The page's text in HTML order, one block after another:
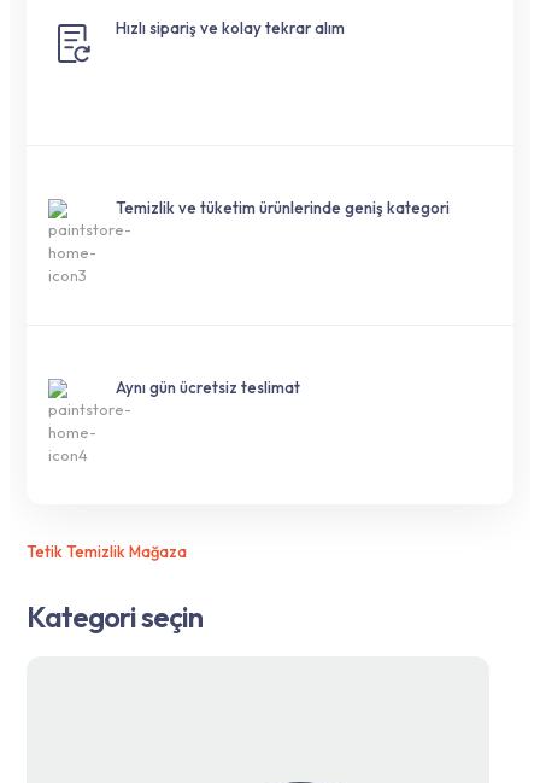
Hızlı sipariş ve kolay tekrar alım
Temizlik ve tüketim ürünlerinde geniş kategori
Aynı gün ücretsiz teslimat
Tetik Temizlik Mağaza
Kategori seçin